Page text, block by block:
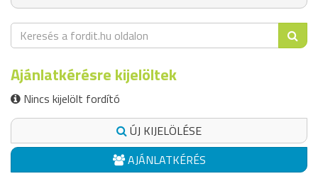
Ajánlatkérésre kijelöltek
Nincs kijelölt fordító
ÚJ KIJELÖLÉSE
AJÁNLATKÉRÉS